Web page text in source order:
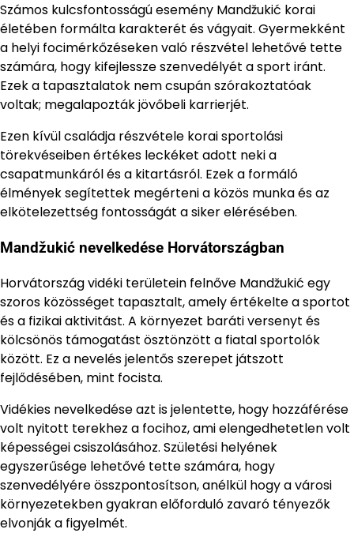
Számos kulcsfontosságú esemény Mandžukić korai
életében formálta karakterét és vágyait. Gyermekként
a helyi focimérkőzéseken való részvétel lehetővé tette
számára, hogy kifejlessze szenvedélyét a sport iránt.
Ezek a tapasztalatok nem csupán szórakoztatóak
voltak; megalapozták jövőbeli karrierjét.
Ezen kívül családja részvétele korai sportolási
törekvéseiben értékes leckéket adott neki a
csapatmunkáról és a kitartásról. Ezek a formáló
élmények segítettek megérteni a közös munka és az
elkötelezettség fontosságát a siker elérésében.
Mandžukić nevelkedése Horvátországban
Horvátország vidéki területein felnőve Mandžukić egy
szoros közösséget tapasztalt, amely értékelte a sportot
és a fizikai aktivitást. A környezet baráti versenyt és
kölcsönös támogatást ösztönzött a fiatal sportolók
között. Ez a nevelés jelentős szerepet játszott
fejlődésében, mint focista.
Vidékies nevelkedése azt is jelentette, hogy hozzáférése
volt nyitott terekhez a focihoz, ami elengedhetetlen volt
képességei csiszolásához. Születési helyének
egyszerűsége lehetővé tette számára, hogy
szenvedélyére összpontosítson, anélkül hogy a városi
környezetekben gyakran előforduló zavaró tényezők
elvonják a figyelmét.